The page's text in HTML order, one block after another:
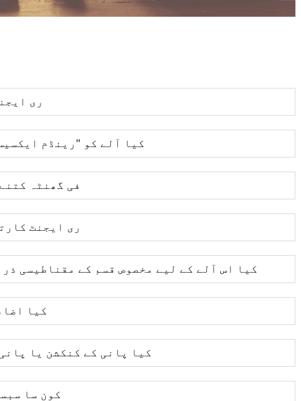
(1) ری
(2) کیا آلے ​​کو "رینڈم
(3) فی گھنٹہ
(4) ری ایجنٹ
(5) کیا اس آلے کے لیے مخصوص قسم کے مقناطیسی
(6) کیا
(7) کیا پانی کے کنکشن یا
(8) کون سا